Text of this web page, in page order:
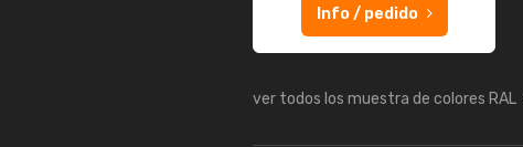
Info / pedido
ver todos los muestra de colores RAL